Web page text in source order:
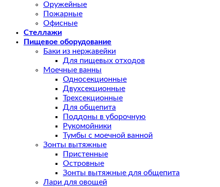
Оружейные
Пожарные
Офисные
Стеллажи
Пищевое оборудование
Баки из нержавейки
Для пищевых отходов
Моечные ванны
Односекционные
Двухсекционные
Трехсекционные
Для общепита
Поддоны в уборочную
Рукомойники
Тумбы с моечной ванной
Зонты вытяжные
Пристенные
Островные
Зонты вытяжные для общепита
Лари для овощей